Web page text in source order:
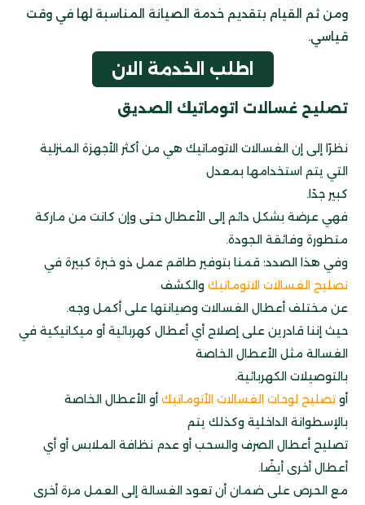
ومن ثم القيام بتقديم خدمة الصيانة المناسبة لها في وقت
قياسي.
اطلب الخدمة الان
تصليح غسالات اتوماتيك الصديق
نظرًا إلى إن الغسالات الاتوماتيك هي من أكثر الأجهزة المنزلية
التي يتم استخدامها بمعدل
كبير جدًا.
فهي عرضة بشكل دائم إلى الأعطال حتى وإن كانت من ماركة
متطورة وفائقة الجودة.
وفي هذا الصدد؛ قمنا بتوفير طاقم عمل ذو خبرة كبيرة في
تصليح الغسالات الاتوماتيك والكشف
عن مختلف أعطال الغسالات وصيانتها على أكمل وجه.
حيث إننا قادرين على إصلاح أي أعطال كهربائية أو ميكانيكية في
الغسالة مثل الأعطال الخاصة
بالتوصيلات الكهربائية.
أو تصليح لوحات الغسالات الأتوماتيك أو الأعطال الخاصة
بالإسطوانة الداخلية وكذلك يتم
تصليح أعطال الصرف والسحب أو عدم نظافة الملابس أو أي
أعطال أخرى أيضًا.
مع الحرص على ضمان أن تعود الغسالة إلى العمل مرة أخرى